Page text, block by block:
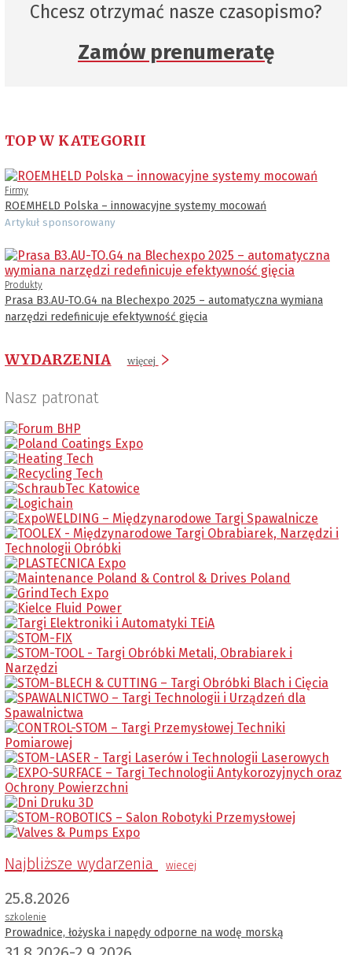
Chcesz otrzymać nasze czasopismo?
Zamów prenumeratę
TOP W KATEGORII
Firmy
ROEMHELD Polska – innowacyjne systemy mocowań
Artykuł sponsorowany
Produkty
Prasa B3.AU-TO.G4 na Blechexpo 2025 – automatyczna wymiana
narzędzi redefinicuje efektywność gięcia
WYDARZENIA więcej
Nasz patronat
Najbliższe wydarzenia wiecej
25.8.2026
szkolenie
Prowadnice, łożyska i napędy odporne na wodę morską